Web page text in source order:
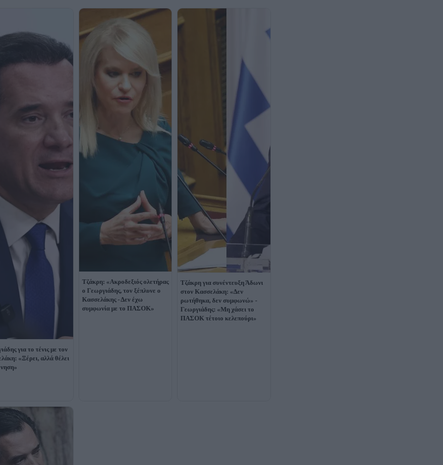
για το τένις με τον
«Ξέρει, αλλά θέλει
Τζάκρη: «Ακροδεξιός ολετήρας
ο Γεωργιάδης, τον ξέπλυνε ο
Κασσελάκης - Δεν έχω
συμφωνία με το ΠΑΣΟΚ»
Τζάκρη για συνέντευξη Άδωνι
στον Κασσελάκη: «Δεν
ρωτήθηκα, δεν συμφωνώ» -
Γεωργιάδης: «Μη χάσει το
ΠΑΣΟΚ τέτοιο κελεπούρι»